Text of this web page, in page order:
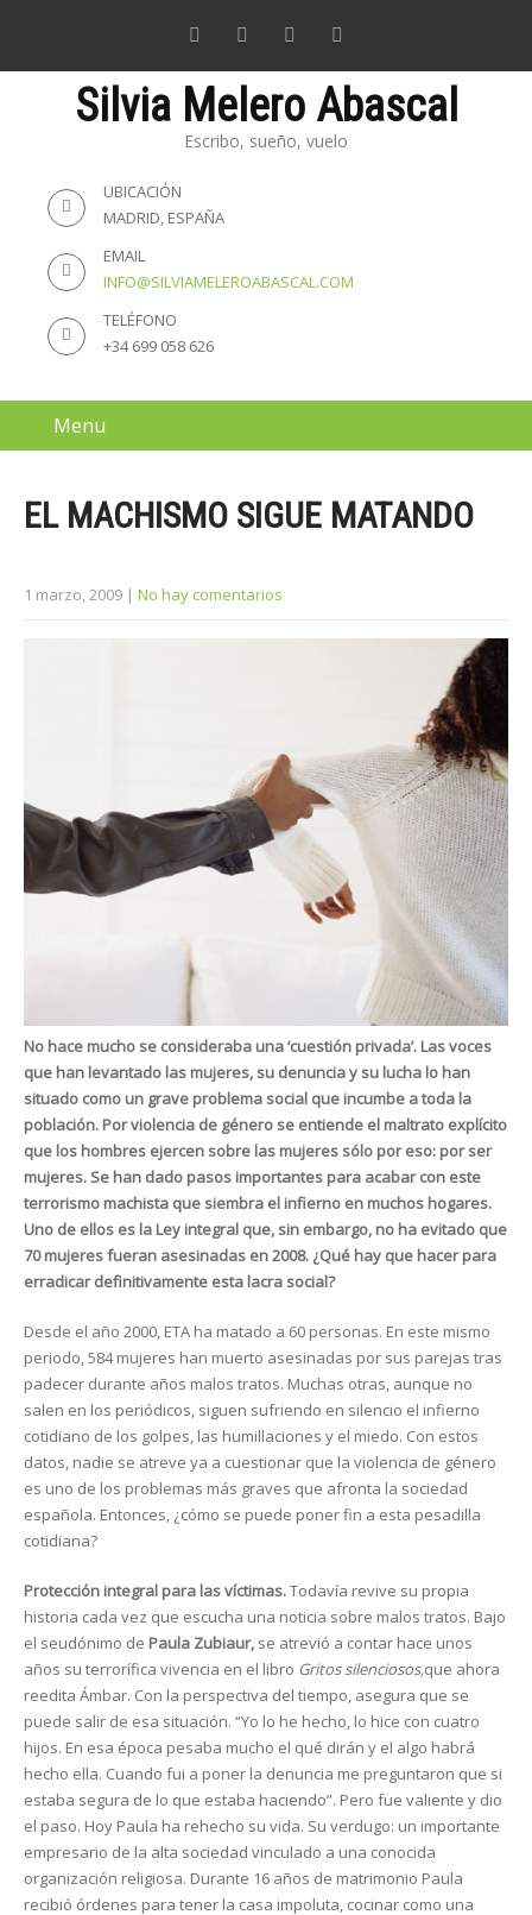
Silvia Melero Abascal
Escribo, sueño, vuelo
UBICACIÓN
MADRID, ESPAÑA
EMAIL
INFO@SILVIAMELEROABASCAL.COM
TELÉFONO
+34 699 058 626
Menu
EL MACHISMO SIGUE MATANDO
1 marzo, 2009 | No hay comentarios
No hace mucho se consideraba una ‘cuestión privada’. Las voces
que han levantado las mujeres, su denuncia y su lucha lo han
situado como un grave problema social que incumbe a toda la
población. Por violencia de género se entiende el maltrato explícito
que los hombres ejercen sobre las mujeres sólo por eso: por ser
mujeres. Se han dado pasos importantes para acabar con este
terrorismo machista que siembra el infierno en muchos hogares.
Uno de ellos es la Ley integral que, sin embargo, no ha evitado que
70 mujeres fueran asesinadas en 2008. ¿Qué hay que hacer para
erradicar definitivamente esta lacra social?
Desde el año 2000, ETA ha matado a 60 personas. En este mismo
periodo, 584 mujeres han muerto asesinadas por sus parejas tras
padecer durante años malos tratos. Muchas otras, aunque no
salen en los periódicos, siguen sufriendo en silencio el infierno
cotidiano de los golpes, las humillaciones y el miedo. Con estos
datos, nadie se atreve ya a cuestionar que la violencia de género
es uno de los problemas más graves que afronta la sociedad
española. Entonces, ¿cómo se puede poner fin a esta pesadilla
cotidiana?
Protección integral para las víctimas.Todavía revive su propia
historia cada vez que escucha una noticia sobre malos tratos. Bajo
el seudónimo de Paula Zubiaur, se atrevió a contar hace unos
años su terrorífica vivencia en el libro Gritos silenciosos,que ahora
reedita Ámbar. Con la perspectiva del tiempo, asegura que se
puede salir de esa situación. “Yo lo he hecho, lo hice con cuatro
hijos. En esa época pesaba mucho el qué dirán y el algo habrá
hecho ella. Cuando fui a poner la denuncia me preguntaron que si
estaba segura de lo que estaba haciendo”. Pero fue valiente y dio
el paso. Hoy Paula ha rehecho su vida. Su verdugo: un importante
empresario de la alta sociedad vinculado a una conocida
organización religiosa. Durante 16 años de matrimonio Paula
recibió órdenes para tener la casa impoluta, cocinar como una